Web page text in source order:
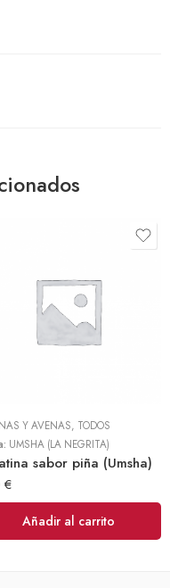
,TODOS
Y AVENAS, TODOS
UMSHA (LA NEGRITA)
sabor piña (Umsha)
€
Añadir al carrito